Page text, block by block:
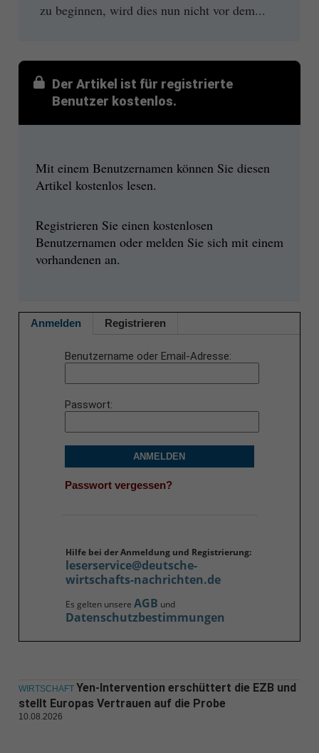
zu beginnen, wird dies nun nicht vor dem...
Der Artikel ist für registrierte
Benutzer kostenlos.
Mit einem Benutzernamen können Sie diesen
Artikel kostenlos lesen.
Registrieren Sie einen kostenlosen
Benutzernamen oder melden Sie sich mit einem
vorhandenen an.
Anmelden Registrieren
Benutzername oder Email-Adresse
Passwort
ANMELDEN
Passwort vergessen?
Hilfe bei der Anmeldung und Registrierung:
leserservice@deutsche-
wirtschafts-nachrichten.de
Es gelten unsere AGB und
Datenschutzbestimmungen
WIRTSCHAFT Yen-Intervention erschüttert die EZB und
stellt Europas Vertrauen auf die Probe
10.08.2026